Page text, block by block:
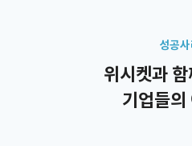
성공사
위시켓과
기업들의